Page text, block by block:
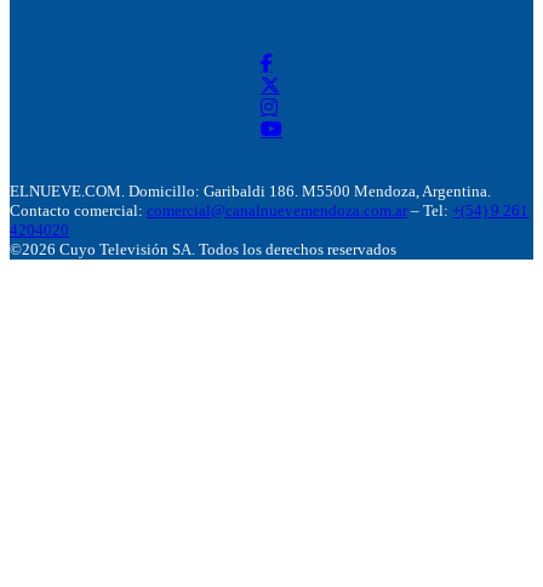
ELNUEVE.COM. Domicillo: Garibaldi 186. M5500 Mendoza, Argentina.
Contacto comercial: comercial@canalnuevemendoza.com.ar – Tel: +(54) 9 261
4204020
©2026 Cuyo Televisión SA. Todos los derechos reservados